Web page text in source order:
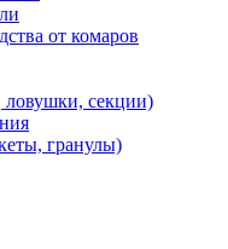
от комаров
ловушки, секции)
гранулы)